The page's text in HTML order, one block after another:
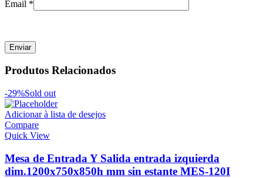
Email *
Produtos Relacionados
-29%Sold out
Adicionar à lista de desejos
Compare
Quick View
Mesa de Entrada Y Salida entrada izquierda
dim.1200x750x850h mm sin estante MES-120I